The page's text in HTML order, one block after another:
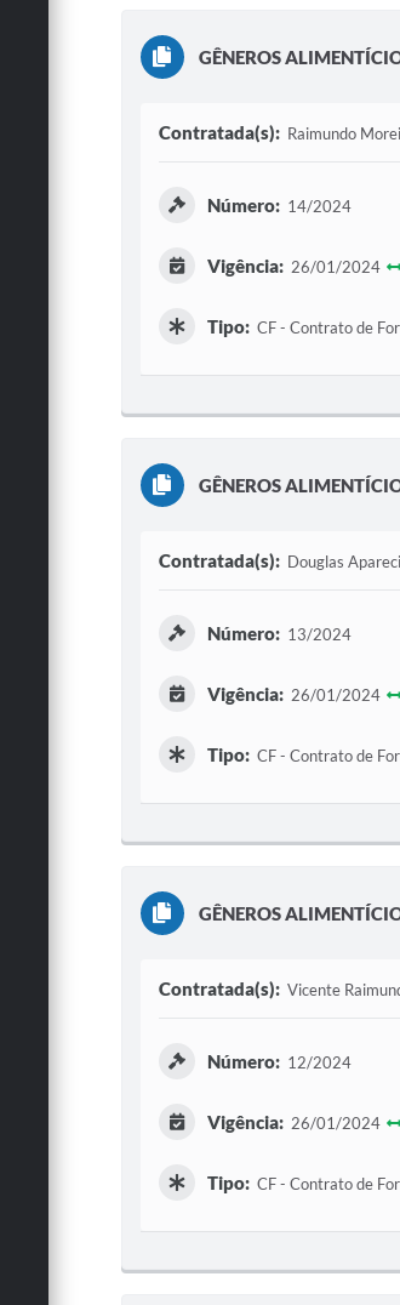
GÊNEROS
Contratada(s): Raimundo
Número: 14/2024
Vigência: 26/01/2024
Tipo: CF - Contrato de
GÊNEROS
Contratada(s): Douglas
Número: 13/2024
Vigência: 26/01/2024
Tipo: CF - Contrato de
GÊNEROS
Contratada(s): Vicente
Número: 12/2024
Vigência: 26/01/2024
Tipo: CF - Contrato de